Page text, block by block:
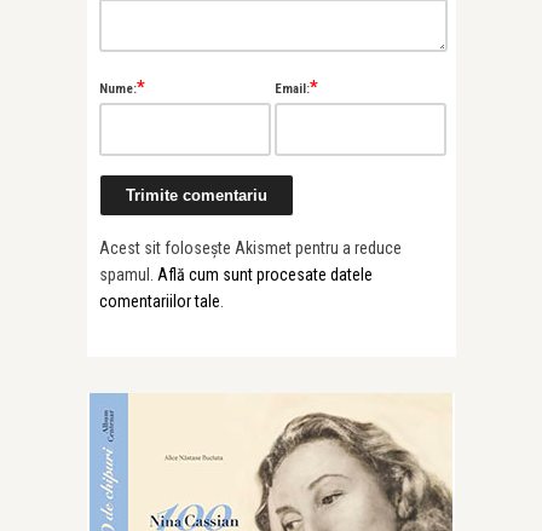
Nume:* Email:*
Acest sit folosește Akismet pentru a reduce
spamul. Află cum sunt procesate datele
comentariilor tale.